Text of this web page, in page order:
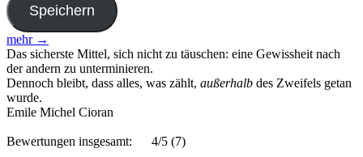
mehr →
Das sicherste Mittel, sich nicht zu täuschen: eine Gewissheit nach
der andern zu unterminieren.
Dennoch bleibt, dass alles, was zählt, außerhalb des Zweifels getan
wurde.
Emile Michel Cioran
Bewertungen insgesamt: 4/5 (7)